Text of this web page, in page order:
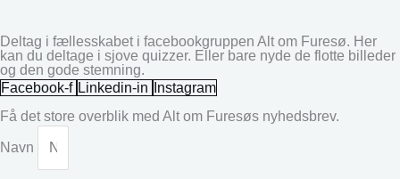
Deltag i fællesskabet i facebookgruppen Alt om Furesø. Her
kan du deltage i sjove quizzer. Eller bare nyde de flotte billeder
og den gode stemning.
Facebook-f Linkedin-in
Instagram
Få det store overblik med Alt om Furesøs nyhedsbrev.
Navn